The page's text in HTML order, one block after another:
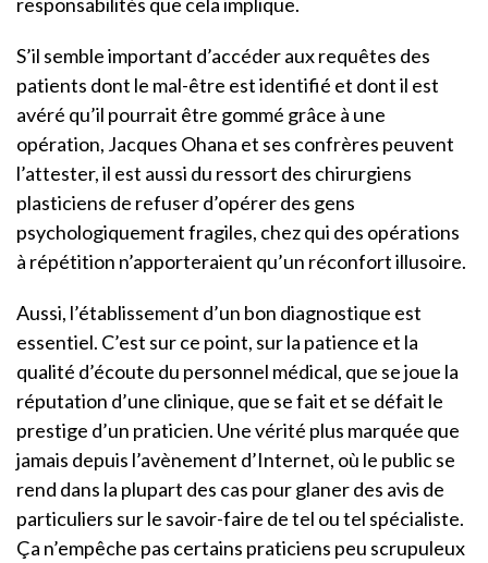
S’il semble important d’accéder aux requêtes des
patients dont le mal-être est identifié et dont il est
avéré qu’il pourrait être gommé grâce à une
opération, Jacques Ohana et ses confrères peuvent
l’attester, il est aussi du ressort des chirurgiens
plasticiens de refuser d’opérer des gens
psychologiquement fragiles, chez qui des opérations
à répétition n’apporteraient qu’un réconfort illusoire.
Aussi, l’établissement d’un bon diagnostique est
essentiel. C’est sur ce point, sur la patience et la
qualité d’écoute du personnel médical, que se joue la
réputation d’une clinique, que se fait et se défait le
prestige d’un praticien. Une vérité plus marquée que
jamais depuis l’avènement d’Internet, où le public se
rend dans la plupart des cas pour glaner des avis de
particuliers sur le savoir-faire de tel ou tel spécialiste.
Ça n’empêche pas certains praticiens peu scrupuleux